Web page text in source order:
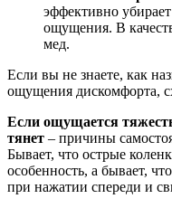
эффективно
ощущения. В
мед.
Если вы не знаете, как
ощущения дискомфорта,
Если ощущается
тянет – причины
Бывает, что острые
особенность, а бывает,
при нажатии спереди и